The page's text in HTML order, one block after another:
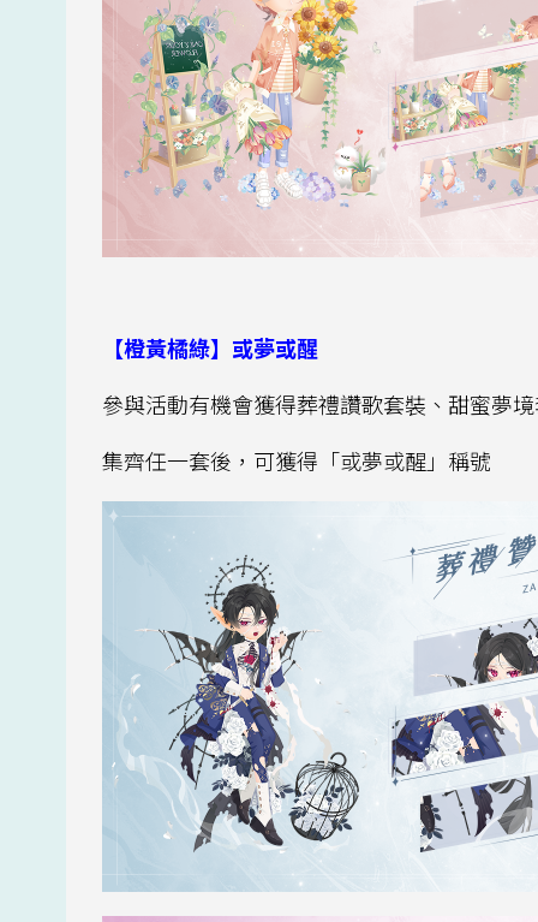
【橙黃橘綠】或夢或醒
參與活動有機會獲得葬禮讚歌套裝、甜蜜夢
集齊任一套後，可獲得「或夢或醒」稱號